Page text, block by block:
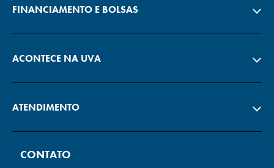
FINANCIAMENTO E BOLSAS
ACONTECE NA UVA
ATENDIMENTO
CONTATO